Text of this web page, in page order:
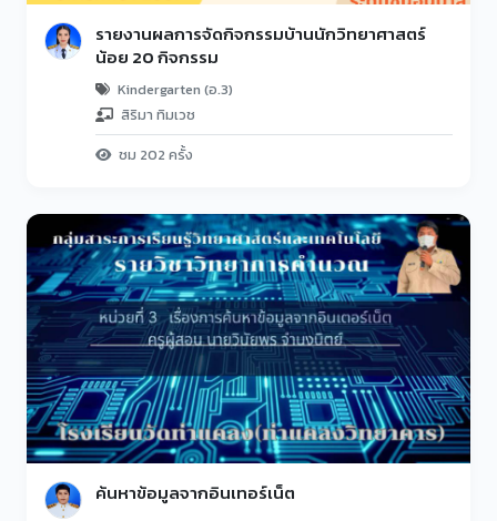
รายงานผลการจัดกิจกรรมบ้านนักวิทยาศาสตร์
น้อย 20 กิจกรรม
Kindergarten (อ.3)
สิริมา ทิมเวช
ชม 202 ครั้ง
ค้นหาข้อมูลจากอินเทอร์เน็ต